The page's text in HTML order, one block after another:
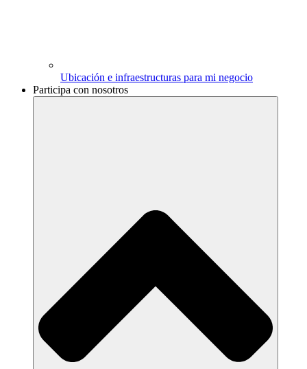
Ubicación e infraestructuras para mi negocio
Participa con nosotros